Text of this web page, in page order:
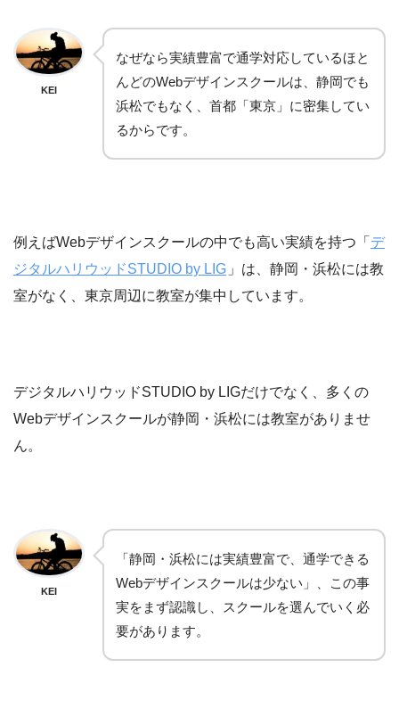
KEI
なぜなら実績豊富で通学対応しているほと
んどのWebデザインスクールは、静岡でも
浜松でもなく、首都「東京」に密集してい
るからです。
例えばWebデザインスクールの中でも高い実績を持つ「 デ
ジタルハリウッドSTUDIO by LIG 」は、静岡・浜松には教
室がなく、東京周辺に教室が集中しています。
デジタルハリウッドSTUDIO by LIGだけでなく、多くの
Webデザインスクールが静岡・浜松には教室がありませ
ん。
KEI
「静岡・浜松には実績豊富で、通学できる
Webデザインスクールは少ない」、この事
実をまず認識し、スクールを選んでいく必
要があります。